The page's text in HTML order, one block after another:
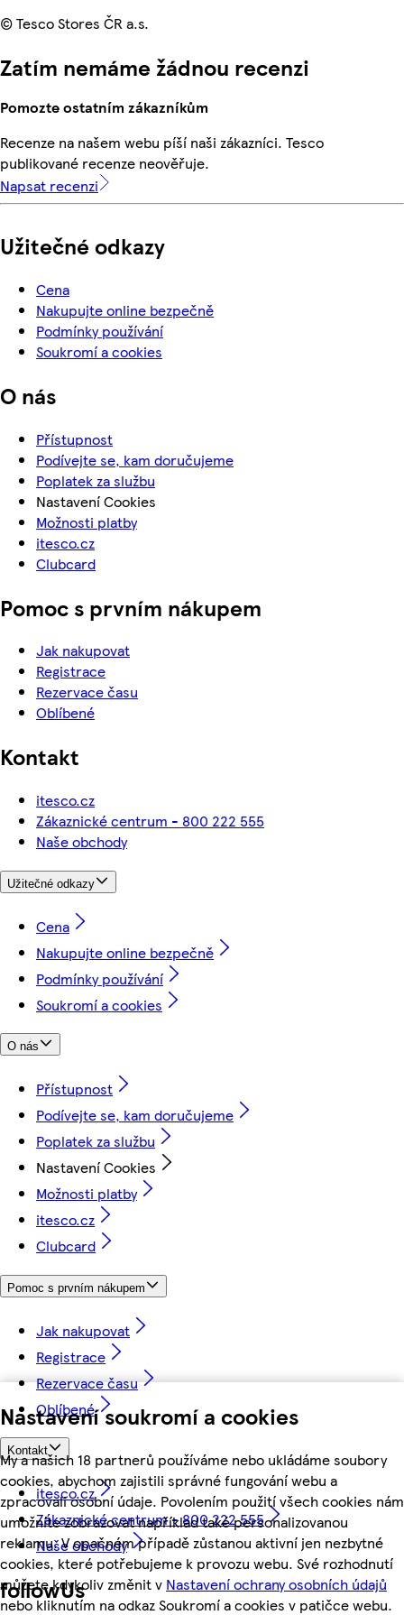
Nastavení soukromí a cookies
My a našich 18 partnerů používáme nebo ukládáme soubory
cookies, abychom zajistili správné fungování webu a
zpracovali osobní údaje. Povolením použití všech cookies nám
umožníte zobrazovat například také personalizovanou
reklamu. V opačném případě zůstanou aktivní jen nezbytné
cookies, které potřebujeme k provozu webu. Své rozhodnutí
můžete kdykoliv změnit v Nastavení ochrany osobních údajů
nebo kliknutím na odkaz Soukromí a cookies v patičce webu.
© Tesco Stores ČR a.s.
Zatím nemáme žádnou recenzi
Pomozte ostatním zákazníkům
Recenze na našem webu píší naši zákazníci. Tesco
publikované recenze neověřuje.
Napsat recenzi
Užitečné odkazy
Cena
Nakupujte online bezpečně
Podmínky používání
Soukromí a cookies
O nás
Přístupnost
Podívejte se, kam doručujeme
Poplatek za službu
Nastavení Cookies
Možnosti platby
itesco.cz
Clubcard
Pomoc s prvním nákupem
Jak nakupovat
Registrace
Rezervace času
Oblíbené
Kontakt
itesco.cz
Zákaznické centrum - 800 222 555
Naše obchody
Užitečné odkazy
Cena
Nakupujte online bezpečně
Podmínky používání
Soukromí a cookies
O nás
Přístupnost
Podívejte se, kam doručujeme
Poplatek za službu
Nastavení Cookies
Možnosti platby
itesco.cz
Clubcard
Pomoc s prvním nákupem
Jak nakupovat
Registrace
Rezervace času
Oblíbené
Kontakt
itesco.cz
Zákaznické centrum - 800 222 555
Naše obchody
followUs